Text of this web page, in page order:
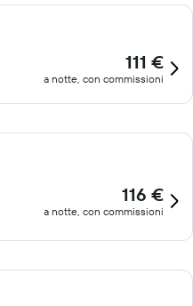
111 €
a notte, con commissioni
116 €
a notte, con commissioni